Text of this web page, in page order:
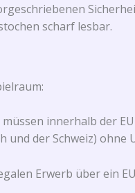
scharf lesbar.
innerhalb der
der Schweiz)
Erwerb über ein